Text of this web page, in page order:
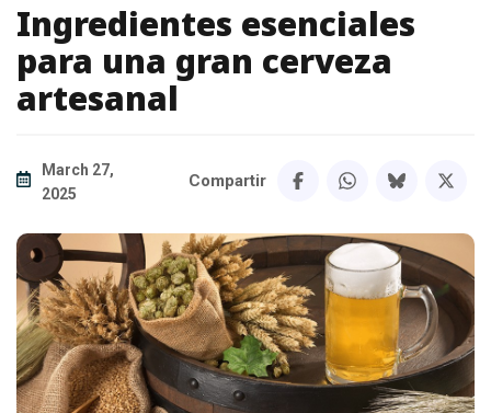
Ingredientes esenciales
para una gran cerveza
artesanal
March 27,
2025
Compartir